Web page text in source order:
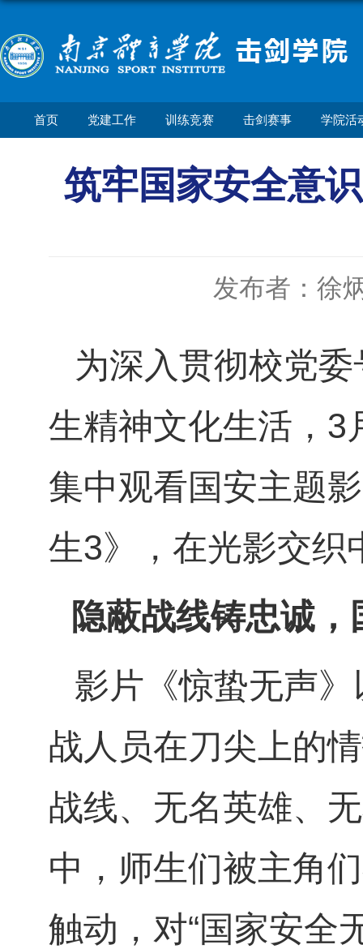
首页 党建工作 训练竞赛 击剑赛事 学院活
筑牢国家安全意
发布者：徐
为深入贯彻校党
生精神文化生活，3
集中观看国安主题
生3》，在光影交织
隐蔽战线铸忠诚
影片《惊蛰无声
战人员在刀尖上的
战线、无名英雄、
中，师生们被主角
触动，对“国家安全